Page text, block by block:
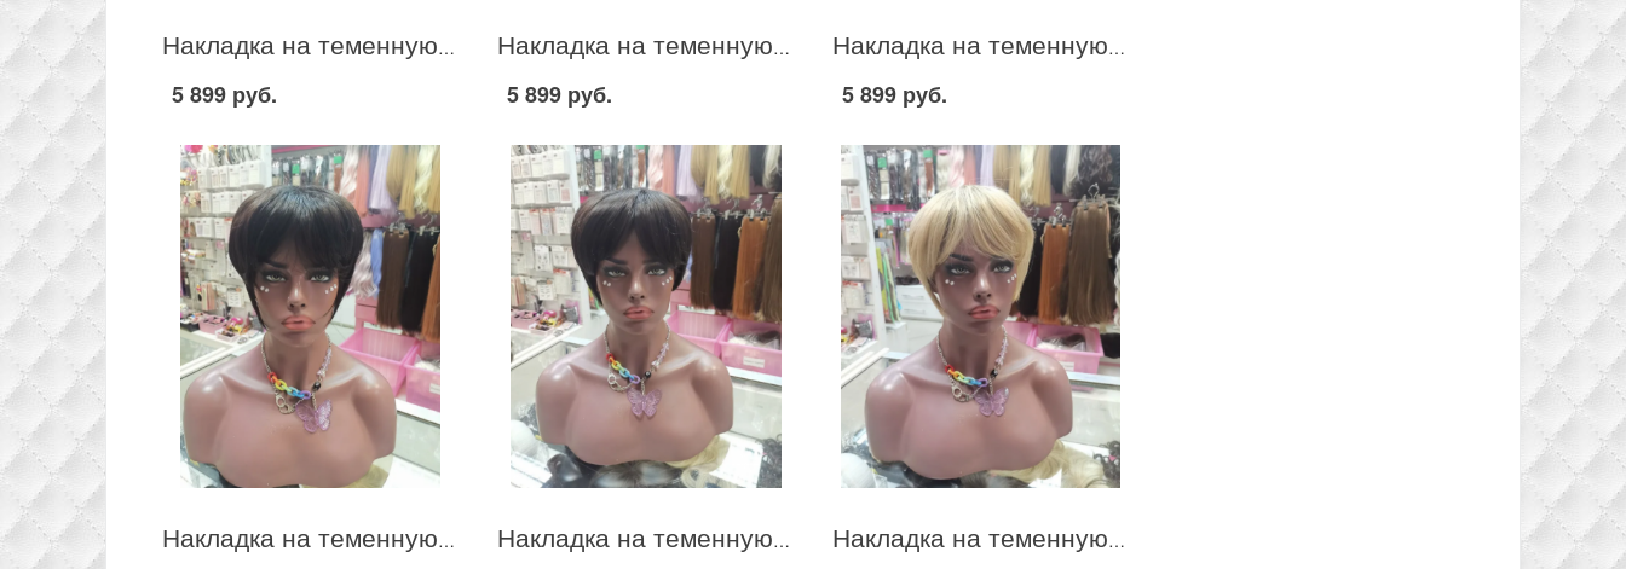
Накладка на теменную зону из термо канекалона стрижка цвет блонд #16/613
5 899 руб.
Накладка на теменную зону из термо канекалона стрижка цвет шоколад #6
5 899 руб.
Накладка на теменную зону из термо канекалона стрижка цвет мелированный блонд #10FS26
5 899 руб.
Накладка на теменную зону из термо канекалона стрижка цвет темный шоколад #2.0 Накладка на теменную зону из термо канекалона стрижка цвет темный шоколад #4 Накладка на теменную зону из термо канекалона стрижка цвет теплый блонд с затемненными корнями #TT8/y927